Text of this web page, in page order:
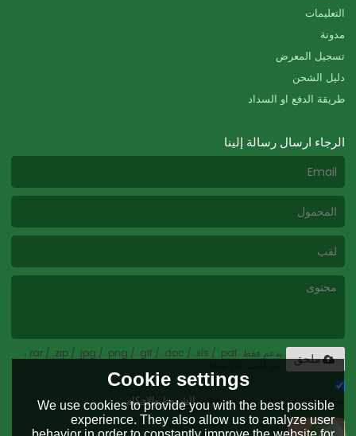
التعليمات
مدونة
تسجيل المعرض
دليل الشحن
طريقة الدفع او السداد
الرجاء ارسال رسالة إلينا
يدعم فقط .rar / .zip / .jpg / .png / .gif / .doc / .xls / .pdf ،
ملحق
توافق على استخدام شروط الخدمة,الشروط والاحكام
إرسال
Cookie settings
We use cookies to provide you with the best possible
experience. They also allow us to analyze user